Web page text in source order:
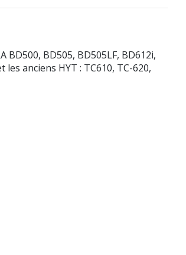
BD505, BD505LF, BD612i,
les anciens HYT : TC610, TC-620,